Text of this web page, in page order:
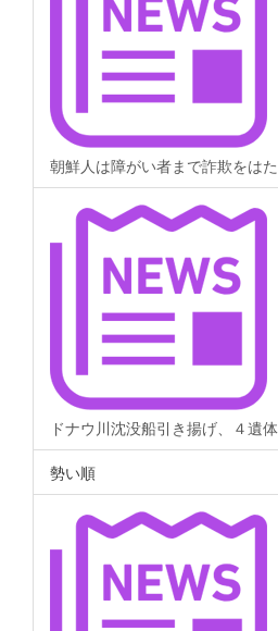
朝鮮人は障がい者まで詐欺をは
ドナウ川沈没船引き揚げ、４遺
勢い順